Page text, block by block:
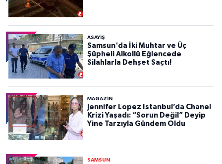
ASAYIŞ
Samsun'da İki Muhtar ve Üç
Şüpheli Alkollü Eğlencede
Silahlarla Dehşet Saçtı!
MAGAZİN
Jennifer Lopez İstanbul’da Chanel
Krizi Yaşadı: “Sorun Değil” Deyip
Yine Tarzıyla Gündem Oldu
SAMSUN